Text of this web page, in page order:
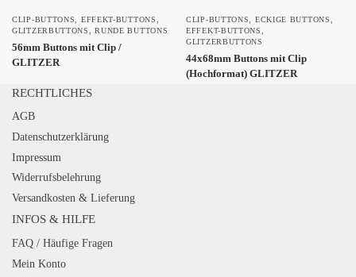
CLIP-BUTTONS EFFEKT-BUTTONS
GLITZERBUTTONS
,RUNDE BUTTONS
56mm Buttons mit Clip /
GLITZER
CLIP-BUTTONS ECKIGE BUTTONS
EFFEKT-BUTTONS
GLITZERBUTTONS
44x68mm Buttons mit Clip
(Hochformat) GLITZER
RECHTLICHES
AGB
Datenschutzerklärung
Impressum
Widerrufsbelehrung
Versandkosten & Lieferung
INFOS & HILFE
FAQ / Häufige Fragen
Mein Konto